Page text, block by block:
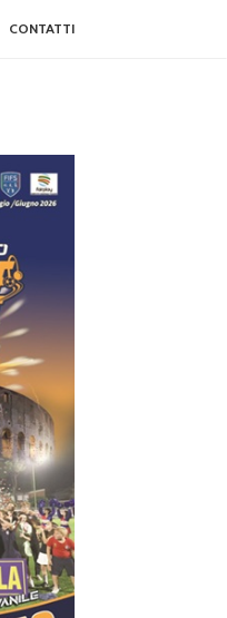
CONTATTI